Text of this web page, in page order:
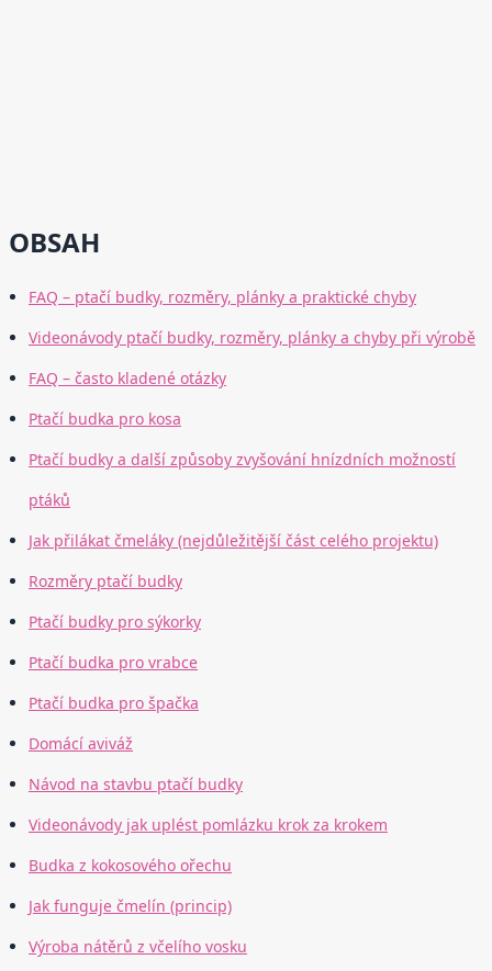
OBSAH
FAQ – ptačí budky, rozměry, plánky a praktické chyby
Videonávody ptačí budky, rozměry, plánky a chyby při výrobě
FAQ – často kladené otázky
Ptačí budka pro kosa
Ptačí budky a další způsoby zvyšování hnízdních možností
ptáků
Jak přilákat čmeláky (nejdůležitější část celého projektu)
Rozměry ptačí budky
Ptačí budky pro sýkorky
Ptačí budka pro vrabce
Ptačí budka pro špačka
Domácí aviváž
Návod na stavbu ptačí budky
Videonávody jak uplést pomlázku krok za krokem
Budka z kokosového ořechu
Jak funguje čmelín (princip)
Výroba nátěrů z včelího vosku